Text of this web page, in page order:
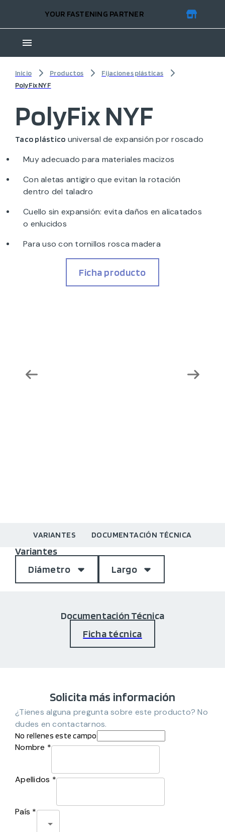
YOUR FASTENING PARTNER
Inicio Productos
Fijaciones plásticas
PolyFix NYF
PolyFix NYF
Taco plástico universal de expansión por roscado
Muy adecuado para materiales macizos
Con aletas antigiro que evitan la rotación
dentro del taladro
Cuello sin expansión: evita daños en alicatados
o enlucidos
Para uso con tornillos rosca madera
Ficha producto
VARIANTES DOCUMENTACIÓN TÉCNICA
Variantes
Diámetro
Largo
Documentación Técnica
Ficha técnica
Solicita más información
¿Tienes alguna pregunta sobre este producto? No
dudes en contactarnos.
No rellenes este campo
Nombre *
Apellidos *
País *